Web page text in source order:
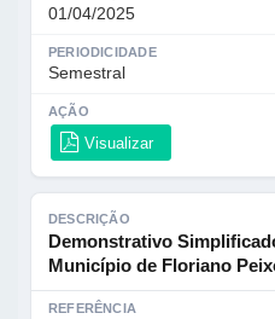
01/04/2025
PERIODICIDADE
Semestral
AÇÃO
Visualizar
DESCRIÇÃO
Demonstrativo
Município de Floriano
REFERÊNCIA